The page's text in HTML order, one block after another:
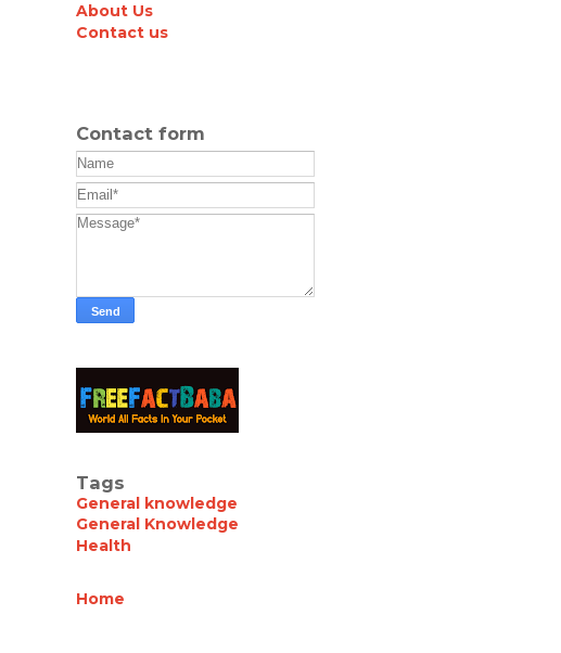
About Us
Contact us
Contact form
Tags
General knowledge
General Knowledge
Health
Home